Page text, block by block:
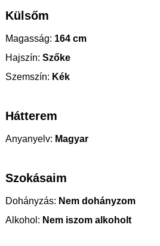
Külsőm
Magasság: 164 cm
Hajszín: Szőke
Szemszín: Kék
Hátterem
Anyanyelv: Magyar
Szokásaim
Dohányzás: Nem dohányzom
Alkohol: Nem iszom alkoholt